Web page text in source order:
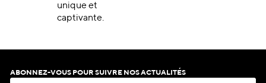
unique et
captivante.
ABONNEZ-VOUS POUR SUIVRE NOS ACTUALITÉS